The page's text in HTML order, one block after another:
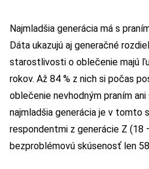
Najmladšia generácia má s
Dáta ukazujú aj generačné
starostlivosti o oblečenie majú
rokov. Až 84 % z nich si počas
oblečenie nevhodným praním ani
najmladšia generácia je v tomto
respondentmi z generácie Z (18
bezproblémovú skúsenosť len